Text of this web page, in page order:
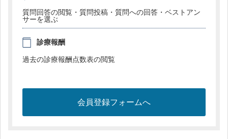
質問回答の閲覧・質問投稿・質問への回答・ベストアン
サーを選ぶ
診療報酬
過去の診療報酬点数表の閲覧
会員登録フォームへ